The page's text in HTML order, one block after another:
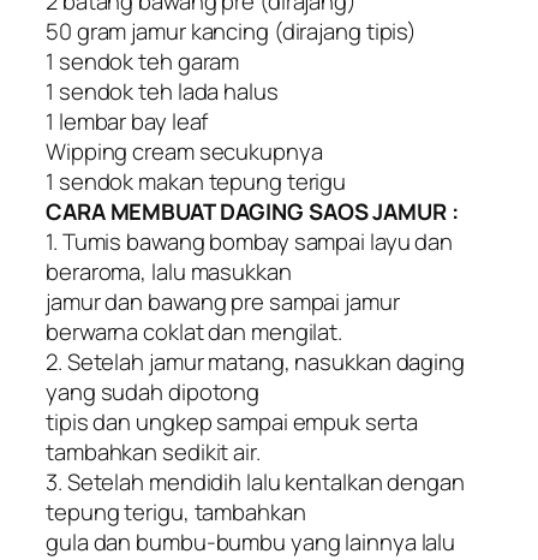
50 gram jamur kancing (dirajang tipis)
1 sendok teh garam
1 sendok teh lada halus
1 lembar bay leaf
Wipping cream secukupnya
1 sendok makan tepung terigu
CARA MEMBUAT DAGING SAOS JAMUR :
1. Tumis bawang bombay sampai layu dan
beraroma, lalu masukkan
jamur dan bawang pre sampai jamur
berwarna coklat dan mengilat.
2. Setelah jamur matang, nasukkan daging
yang sudah dipotong
tipis dan ungkep sampai empuk serta
tambahkan sedikit air.
3. Setelah mendidih lalu kentalkan dengan
tepung terigu, tambahkan
gula dan bumbu-bumbu yang lainnya lalu